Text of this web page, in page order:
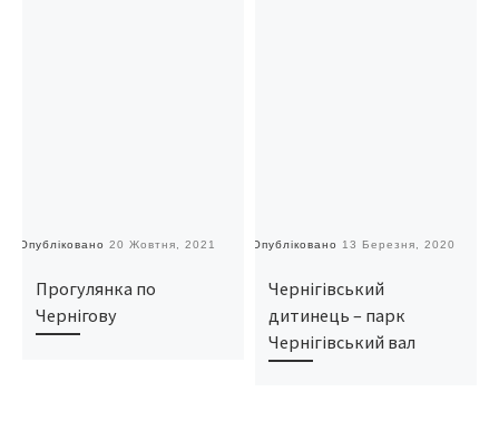
Опубліковано 20 Жовтня, 2021
Прогулянка по
Чернігову
Опубліковано 13 Березня, 2020
Чернігівський
дитинець – парк
Чернігівський вал